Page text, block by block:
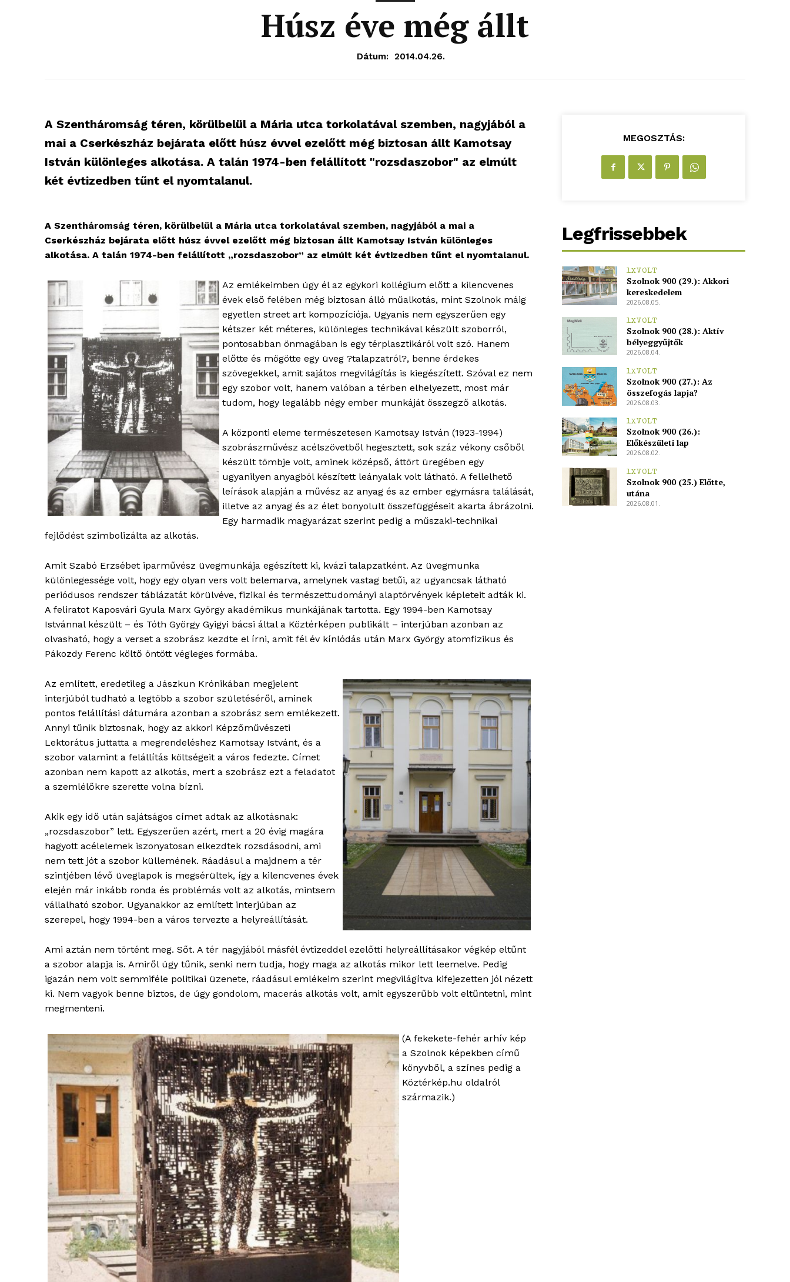
blogSZOLNOK
szubjektív
Hasznos
bSZ fiók
Előfizetés
Kapcsolat
Adatkezelési tájékoztató
Hirdetés
Húsz éve még állt
Dátum: 2014.04.26.
A Szentháromság téren, körülbelül a Mária utca torkolatával szemben, nagyjából a
mai a Cserkészház bejárata előtt húsz évvel ezelőtt még biztosan állt Kamotsay
István különleges alkotása. A talán 1974-ben felállított "rozsdaszobor" az elmúlt
két évtizedben tűnt el nyomtalanul.
A Szentháromság téren, körülbelül a Mária utca torkolatával szemben, nagyjából a mai a
Cserkészház bejárata előtt húsz évvel ezelőtt még biztosan állt Kamotsay István különleges
alkotása. A talán 1974-ben felállított „rozsdaszobor” az elmúlt két évtizedben tűnt el nyomtalanul.
Az emlékeimben úgy él az egykori kollégium előtt a kilencvenes
évek első felében még biztosan álló műalkotás, mint Szolnok máig
egyetlen street art kompozíciója. Ugyanis nem egyszerűen egy
kétszer két méteres, különleges technikával készült szoborról,
pontosabban önmagában is egy térplasztikáról volt szó. Hanem
előtte és mögötte egy üveg ?talapzatról?, benne érdekes
szövegekkel, amit sajátos megvilágítás is kiegészített. Szóval ez nem
egy szobor volt, hanem valóban a térben elhelyezett, most már
tudom, hogy legalább négy ember munkáját összegző alkotás.
A központi eleme természetesen Kamotsay István (1923-1994)
szobrászművész acélszövetből hegesztett, sok száz vékony csőből
készült tömbje volt, aminek középső, áttört üregében egy
ugyanilyen anyagból készített leányalak volt látható. A fellelhető
leírások alapján a művész az anyag és az ember egymásra találását,
illetve az anyag és az élet bonyolult összefüggéseit akarta ábrázolni.
Egy harmadik magyarázat szerint pedig a műszaki-technikai
fejlődést szimbolizálta az alkotás.
Amit Szabó Erzsébet iparművész üvegmunkája egészített ki, kvázi talapzatként. Az üvegmunka
különlegessége volt, hogy egy olyan vers volt belemarva, amelynek vastag betűi, az ugyancsak látható
periódusos rendszer táblázatát körülvéve, fizikai és természettudományi alaptörvények képleteit adták ki.
A feliratot Kaposvári Gyula Marx György akadémikus munkájának tartotta. Egy 1994-ben Kamotsay
Istvánnal készült – és Tóth György Gyigyi bácsi által a Köztérképen publikált – interjúban azonban az
olvasható, hogy a verset a szobrász kezdte el írni, amit fél év kínlódás után Marx György atomfizikus és
Pákozdy Ferenc költő öntött végleges formába.
Az említett, eredetileg a Jászkun Krónikában megjelent
interjúból tudható a legtöbb a szobor születéséről, aminek
pontos felállítási dátumára azonban a szobrász sem emlékezett.
Annyi tűnik biztosnak, hogy az akkori Képzőművészeti
Lektorátus juttatta a megrendeléshez Kamotsay Istvánt, és a
szobor valamint a felállítás költségeit a város fedezte. Címet
azonban nem kapott az alkotás, mert a szobrász ezt a feladatot
a szemlélőkre szerette volna bízni.
Akik egy idő után sajátságos címet adtak az alkotásnak:
„rozsdaszobor” lett. Egyszerűen azért, mert a 20 évig magára
hagyott acélelemek iszonyatosan elkezdtek rozsdásodni, ami
nem tett jót a szobor küllemének. Ráadásul a majdnem a tér
szintjében lévő üveglapok is megsérültek, így a kilencvenes évek
elején már inkább ronda és problémás volt az alkotás, mintsem
vállalható szobor. Ugyanakkor az említett interjúban az
szerepel, hogy 1994-ben a város tervezte a helyreállítását.
Ami aztán nem történt meg. Sőt. A tér nagyjából másfél évtizeddel ezelőtti helyreállításakor végkép eltűnt
a szobor alapja is. Amiről úgy tűnik, senki nem tudja, hogy maga az alkotás mikor lett leemelve. Pedig
igazán nem volt semmiféle politikai üzenete, ráadásul emlékeim szerint megvilágítva kifejezetten jól nézett
ki. Nem vagyok benne biztos, de úgy gondolom, macerás alkotás volt, amit egyszerűbb volt eltűntetni, mint
megmenteni.
(A fekekete-fehér arhív kép
a Szolnok képekben című
könyvből, a színes pedig a
Köztérkép.hu oldalról
származik.)
MEGOSZTÁS:
Legfrissebbek
1XVOLT
Szolnok 900 (29.): Akkori
kereskedelem
2026.08.05.
1XVOLT
Szolnok 900 (28.): Aktív
bélyeggyűjtők
2026.08.04.
1XVOLT
Szolnok 900 (27.): Az
összefogás lapja?
2026.08.03.
1XVOLT
Szolnok 900 (26.):
Előkészületi lap
2026.08.02.
1XVOLT
Szolnok 900 (25.) Előtte,
utána
2026.08.01.